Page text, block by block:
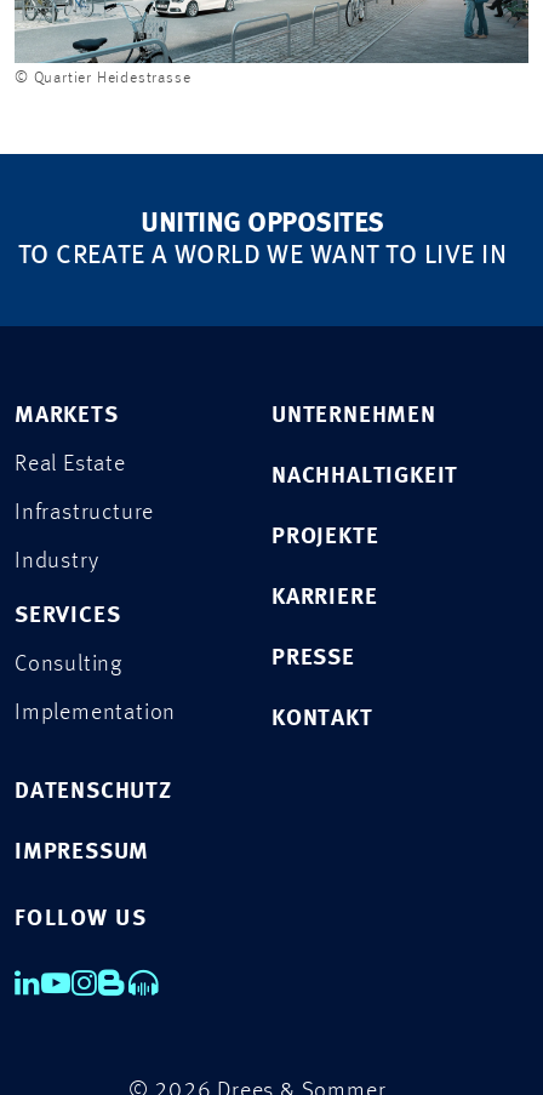
© Quartier Heidestrasse
UNITING OPPOSITES
TO CREATE A WORLD WE WANT TO LIVE IN
MARKETS
Real Estate
Infrastructure
Industry
SERVICES
Consulting
Implementation
UNTERNEHMEN
NACHHALTIGKEIT
PROJEKTE
KARRIERE
PRESSE
KONTAKT
DATENSCHUTZ
IMPRESSUM
FOLLOW US